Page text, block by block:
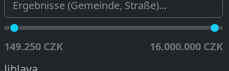
149.250 CZK 16.000.000 CZK